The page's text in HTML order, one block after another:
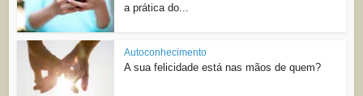
a prática do...
Autoconhecimento
A sua felicidade está nas mãos de quem?